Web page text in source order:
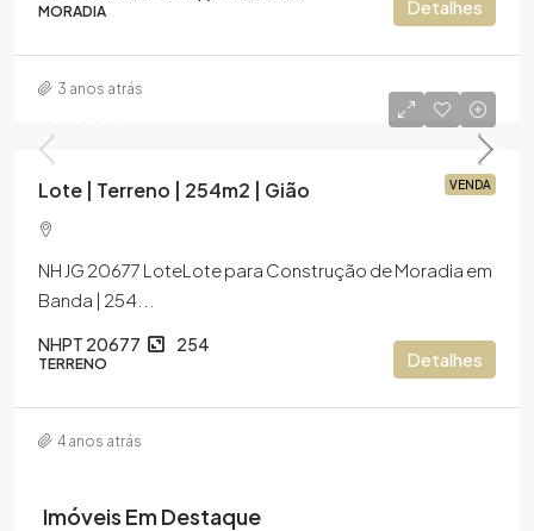
MORADIA Detalhes
3 anos atrás
VENDA
Lote | Terreno | 254m2 | Gião
NH JG 20677 LoteLote para Construção de Moradia em
Banda | 254...
NHPT 20677 254
TERRENO Detalhes
4 anos atrás
Imóveis Em Destaque